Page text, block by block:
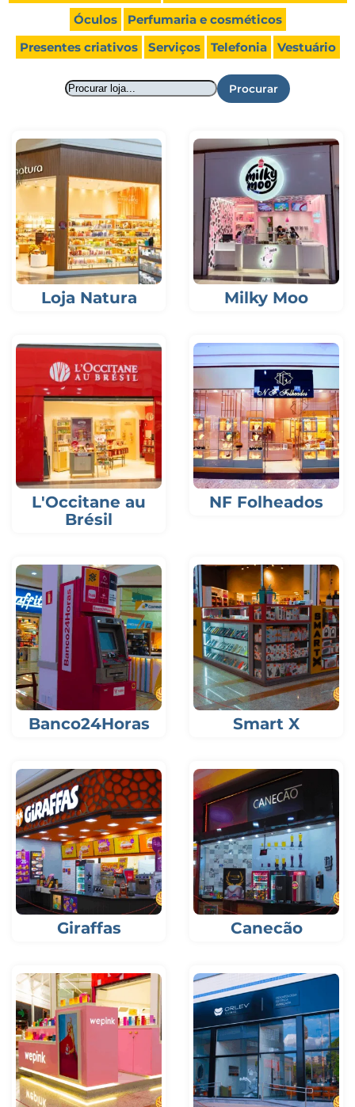
Óculos
Perfumaria e cosméticos
Presentes criativos
Serviços Telefonia Vestuário
Procurar
Loja Natura Milky Moo
L'Occitane au
Brésil
NF Folheados
Banco24Horas Smart X
Giraffas Canecão